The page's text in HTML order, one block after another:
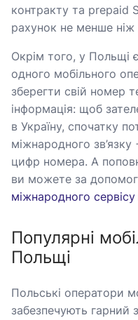
контракту та prepaid
рахунок не менше ніж
Окрім того, у Польщі
одного мобільного
зберегти свій номер
інформація: щоб
в Україну, спочатку
міжнародного
цифр номера. А
ви можете за
міжнародного
Популярні
Польщі
Польські оператори
забезпечують гарний